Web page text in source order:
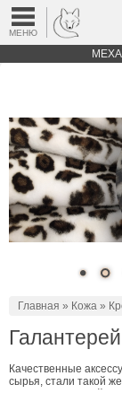
МЕНЮ
Главная » Кожа »
Качественные
сырья, стали такой
купить